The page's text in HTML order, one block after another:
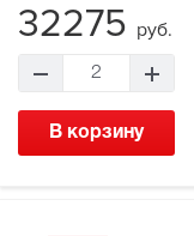
32275 руб.
2
В корзину